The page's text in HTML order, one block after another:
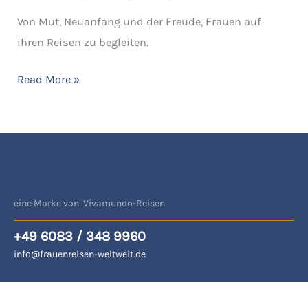
Von Mut, Neuanfang und der Freude, Frauen auf
ihren Reisen zu begleiten.
Begegnung,
die
sein
Read More »
eine Marke von Vivamundo-Reisen
+49 6083 / 348 9960
info@frauenreisen-weltweit.de